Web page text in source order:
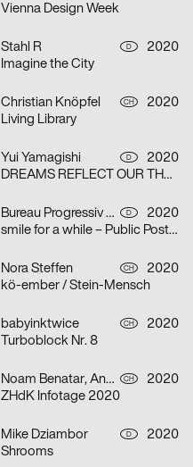
Vienna Design Week
Stahl R D
2020
Imagine the City
Christian Knöpfel CH
2020
Living Library
Yui Yamagishi D
2020
DREAMS REFLECT OUR THOUGHTS
Bureau Progressiv visuelle Kommunikation D
2020
smile for a while – Public Poster Gallery Reloaded
Nora Steffen CH
2020
kö-ember / Stein-Mensch
babyinktwice CH
2020
Turboblock Nr. 8
Noam Benatar, Anamaria Fernandez, Vilté Jurgutyté, Keller Samara CH
2020
ZHdK Infotage 2020
Mike Dziambor D
2020
Shrooms